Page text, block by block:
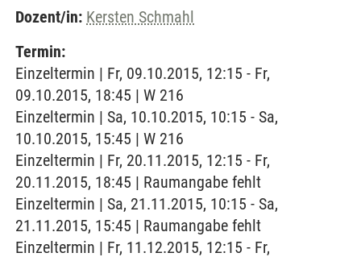
Dozent/in: Kersten Schmahl
Termin:
Einzeltermin | Fr, 09.10.2015, 12:15 - Fr,
09.10.2015, 18:45 | W 216
Einzeltermin | Sa, 10.10.2015, 10:15 - Sa,
10.10.2015, 15:45 | W 216
Einzeltermin | Fr, 20.11.2015, 12:15 - Fr,
20.11.2015, 18:45 | Raumangabe fehlt
Einzeltermin | Sa, 21.11.2015, 10:15 - Sa,
21.11.2015, 15:45 | Raumangabe fehlt
Einzeltermin | Fr, 11.12.2015, 12:15 - Fr,